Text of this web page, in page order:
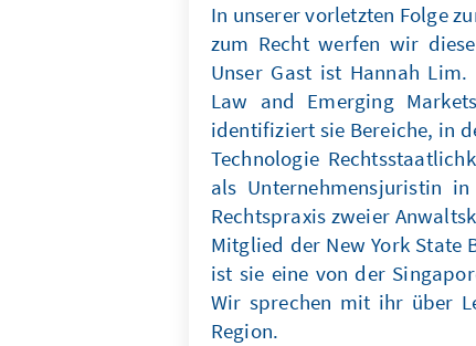
In unserer vorletzten Folge
zum Recht werfen wir
Unser Gast ist Hannah
Law and Emerging
identifiziert sie Bereiche, in
Technologie
als Unternehmensjuristin
Rechtspraxis zweier
Mitglied der New York State
ist sie eine von der
Wir sprechen mit ihr über
Region.